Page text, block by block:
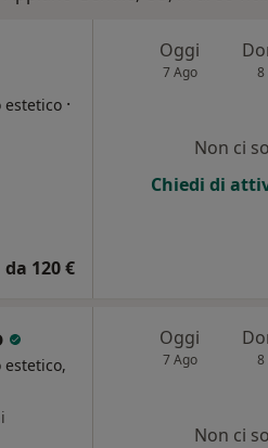
estetico ·
da 120 €
Oggi
7 Ago 8
Non ci
Chiedi di
Oggi
7 Ago 8
Non ci